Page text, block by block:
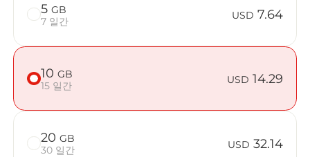
Chile에서
Billion
5 GB
7 일간
USD 7.64
10 GB
15 일간
USD 14.29
20 GB
30 일간
USD 32.14